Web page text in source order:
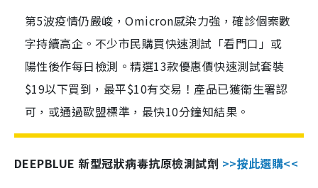
第5波疫情仍嚴峻，Omicron感染力強，確診個案數
字持續高企。不少市民購買快速測試「看門口」或
陽性後作每日檢測。精選13款優惠價快速測試套裝
$19以下買到，最平$10有交易！產品已獲衛生署認
可，或通過歐盟標準，最快10分鐘知結果。
DEEPBLUE 新型冠狀病毒抗原檢測試劑 >>按此選購<<